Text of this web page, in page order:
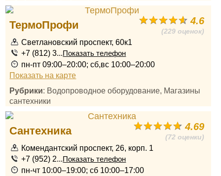
4.6
(229 оценок)
ТермоПрофи
Светлановский проспект, 60к1
+7 (812) 3...Показать телефон
пн-пт 09:00–20:00; сб,вс 10:00–20:00
Показать на карте
Рубрики: Водопроводное оборудование, Магазины
сантехники
4.69
(72 оценки)
Сантехника
Комендантский проспект, 26, корп. 1
+7 (952) 2...Показать телефон
пн-чт 10:00–19:00; сб 10:00–17:00